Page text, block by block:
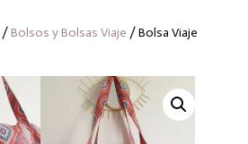
/ Bolsos y Bolsas Viaje / Bolsa Viaje